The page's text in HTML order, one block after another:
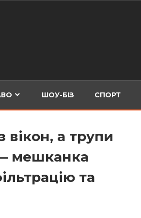
ШОУ-БІЗ СПОРТ
а трупи
мешканка
та